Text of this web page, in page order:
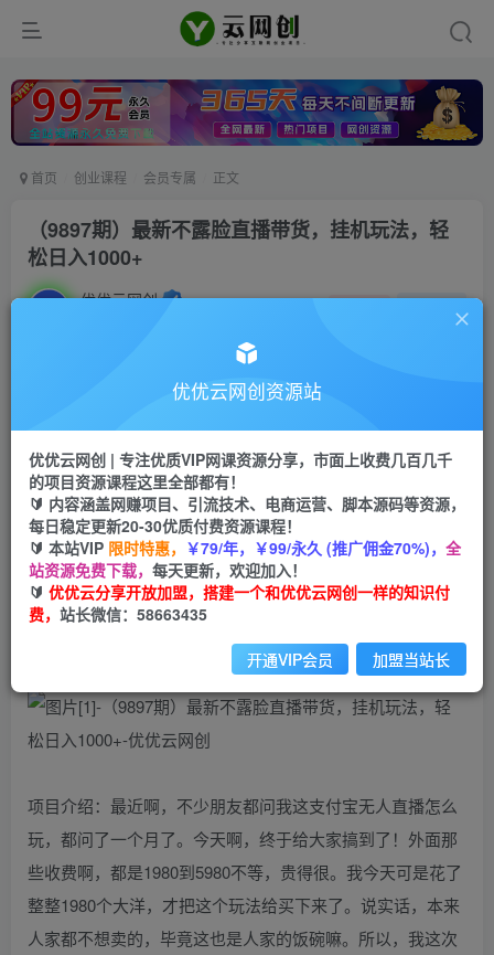
首页 创业课程 会员专属 正文
（9897期）最新不露脸直播带货，挂机玩法，轻
松日入1000+
优优云网创 私信
会员专属资源
会员免费
您暂无购买权限，请先开通会员
开通会员
项目介绍：最近啊，不少朋友都问我这支付宝无人直播怎么
玩，都问了一个月了。今天啊，终于给大家搞到了！外面那
些收费啊，都是1980到5980不等，贵得很。我今天可是花了
整整1980个大洋，才把这个玩法给买下来了。说实话，本来
人家都不想卖的，毕竟这也是人家的饭碗嘛。所以，我这次
优优云网创资源站
优优云网创 | 专注优质VIP网课资源分享，市面上收费几百几千
的项目资源课程这里全部都有！
🔰 内容涵盖网赚项目、引流技术、电商运营、脚本源码等资源，
每日稳定更新20-30优质付费资源课程！
🔰 本站VIP 限时特惠， ￥79/年，￥99/永久 (推广佣金70%)， 全
站资源免费下载， 每天更新，欢迎加入！
🔰 优优云分享开放加盟，搭建一个和优优云网创一样的知识付
费， 站长微信：58663435
开通VIP会员 加盟当站长